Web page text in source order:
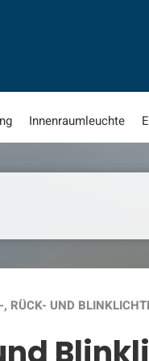
Innenraumleuchte
RÜCK- UND